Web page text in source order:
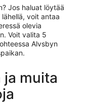
Jos haluat löytää
voit antaa
olevia
Voit valita 5
Alvsbyn
muita